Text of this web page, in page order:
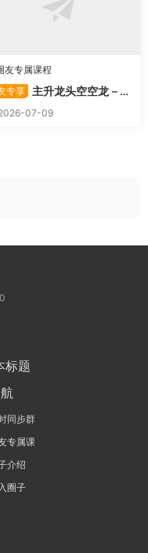
友专属课程
专享 主升龙头空空龙－竞
筹盘口的量化公式与十几
体系干货，全篇2026061
07-09
标题
同步群
专属课
介绍
圈子